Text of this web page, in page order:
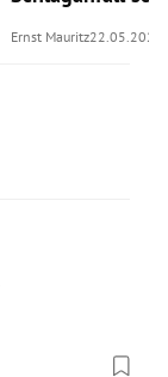
Ernst Mauritz22.05.2024